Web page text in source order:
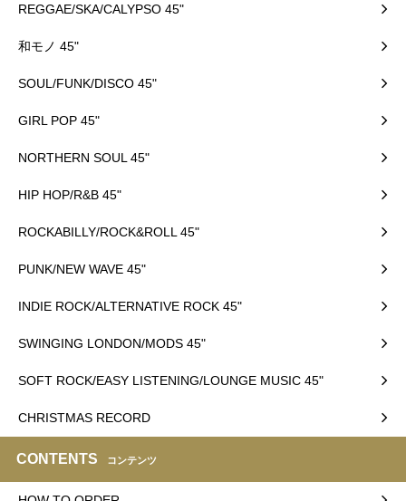
REGGAE/SKA/CALYPSO 45"
和モノ 45"
SOUL/FUNK/DISCO 45"
GIRL POP 45"
NORTHERN SOUL 45"
HIP HOP/R&B 45"
ROCKABILLY/ROCK&ROLL 45"
PUNK/NEW WAVE 45"
INDIE ROCK/ALTERNATIVE ROCK 45"
SWINGING LONDON/MODS 45"
SOFT ROCK/EASY LISTENING/LOUNGE MUSIC 45"
CHRISTMAS RECORD
CONTENTS コンテンツ